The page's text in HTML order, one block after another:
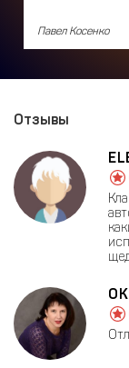
Павел Косенко
Отзывы